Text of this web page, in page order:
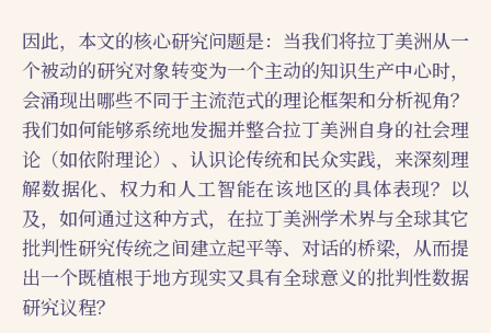
因此，本文的核心研究问题是：当我们将拉丁美洲从一
个被动的研究对象转变为一个主动的知识生产中心时，
会涌现出哪些不同于主流范式的理论框架和分析视角？
我们如何能够系统地发掘并整合拉丁美洲自身的社会理
论（如依附理论）、认识论传统和民众实践，来深刻理
解数据化、权力和人工智能在该地区的具体表现？以
及，如何通过这种方式，在拉丁美洲学术界与全球其它
批判性研究传统之间建立起平等、对话的桥梁，从而提
出一个既植根于地方现实又具有全球意义的批判性数据
研究议程？